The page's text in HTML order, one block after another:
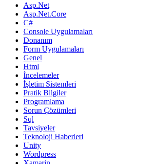
Asp.Net
Asp.Net.Core
C#
Console Uygulamaları
Donanım
Form Uygulamaları
Genel
Html
İncelemeler
İşletim Sistemleri
Pratik Bilgiler
Programlama
Sorun Çözümleri
Sql
Tavsiyeler
Teknoloji Haberleri
Unity
Wordpress